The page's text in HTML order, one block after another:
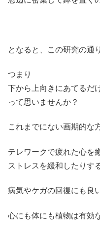
となると、この研究の通
つまり
下から上向きにあてるだ
って思いませんか？
これまでにない画期的な
テレワークで疲れた心を
ストレスを緩和したりす
病気やケガの回復にも良
心にも体にも植物は有効